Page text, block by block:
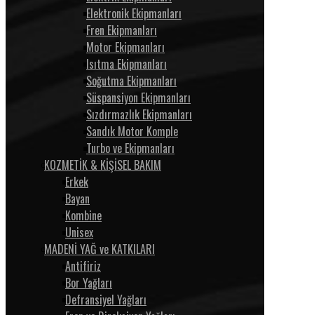
Elektronik Ekipmanları
Fren Ekipmanları
Motor Ekipmanları
Isıtma Ekipmanları
Soğutma Ekipmanları
Süspansiyon Ekipmanları
Sızdırmazlık Ekipmanları
Sandık Motor Komple
Turbo ve Ekipmanları
KOZMETİK & KİŞİSEL BAKIM
Erkek
Bayan
Kombine
Unisex
MADENİ YAĞ ve KATKILARI
Antifiriz
Bor Yağları
Defransiyel Yağları